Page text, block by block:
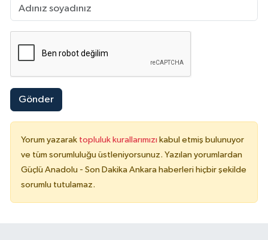
Gönder
Yorum yazarak topluluk kurallarımızı kabul etmiş bulunuyor
ve tüm sorumluluğu üstleniyorsunuz. Yazılan yorumlardan
Güçlü Anadolu - Son Dakika Ankara haberleri hiçbir şekilde
sorumlu tutulamaz.